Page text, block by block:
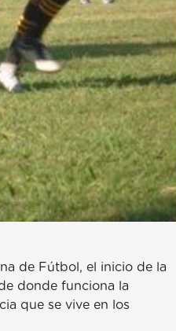
de Fútbol, el inicio de la
donde funciona la
que se vive en los